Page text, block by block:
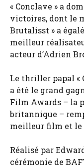
« Conclave » a
victoires, dont le
Brutalisst » a
meilleur
acteur d’Adrien
Le thriller papal «
a été le grand
Film Awards – la
britannique –
meilleur film et
Réalisé par
cérémonie de